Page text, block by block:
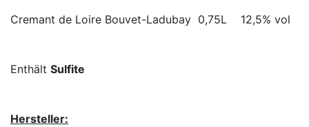
Cremant de Loire Bouvet-Ladubay 0,75L 12,5% vol
Enthält Sulfite
Hersteller: